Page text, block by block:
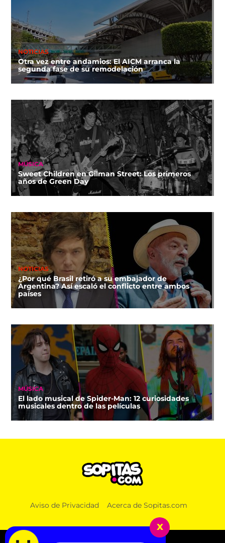
NOTICIAS
Otra vez entre andamios: El AICM arranca la
segunda fase de su remodelación
MÚSICA
Sweet Children en Gilman Street: Los primeros
años de Green Day
NOTICIAS
¿Por qué Brasil retiró a su embajador de
Argentina? Así escaló el conflicto entre ambos
países
MÚSICA
El lado musical de Spider-Man: 12 curiosidades
musicales dentro de las películas
Aviso de Privacidad Acerca de Sopitas.com
x